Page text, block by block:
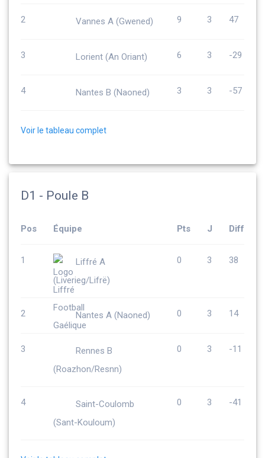
2 Vannes A (Gwened) 9 3 47
3 Lorient (An Oriant) 6 3 -29
4 Nantes B (Naoned) 3 3 -57
Voir le tableau complet
D1 - Poule B
Pos Équipe Pts J Diff
1
Liffré A
(Liverieg/Lifrë)
0 3 38
2 Nantes A (Naoned) 0 3 14
3
Rennes B
(Roazhon/Resnn)
0 3 -11
4
Saint-Coulomb
(Sant-Kouloum)
0 3 -41